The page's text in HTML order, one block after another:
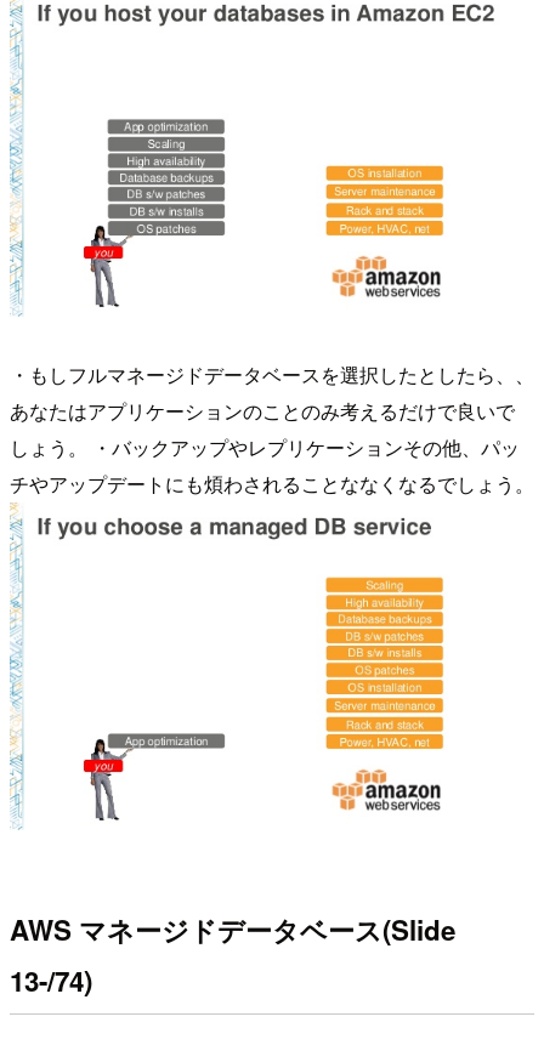
・もしフルマネージドデータベースを選択したとしたら、、
あなたはアプリケーションのことのみ考えるだけで良いで
しょう。 ・バックアップやレプリケーションその他、パッ
チやアップデートにも煩わされることななくなるでしょう。
AWS マネージドデータベース(Slide
13-/74)